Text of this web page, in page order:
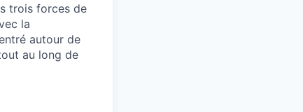
trois forces de
la
autour de
au long de